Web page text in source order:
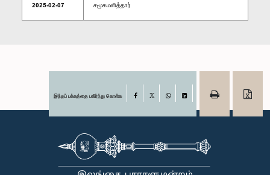
2025-02-07 சமூகமளித்தார்
இந்தப் பக்கத்தை பகிர்ந்து கொள்க Facebook